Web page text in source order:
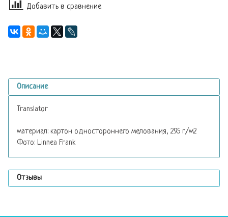
Добавить в сравнение
Описание
Translator
материал: картон одностороннего мелования, 295 г/м2
Фото: Linnea Frank
Отзывы